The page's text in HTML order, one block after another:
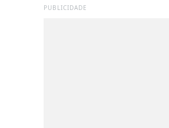
PUBLICIDADE